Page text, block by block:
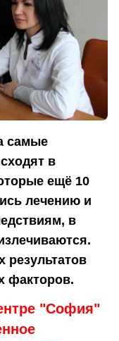
самые
в
ещё 10
лечению и
в
результатов
факторов.
"София"